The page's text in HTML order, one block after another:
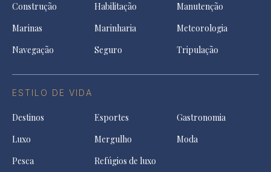
Construção Habilitação
Manutenção
Marinas
Marinharia
Meteorologia
Navegação
Seguro Tripulação
ESTILO DE VIDA
Destinos Esportes
Gastronomia
Luxo
Mergulho
Moda
Pesca
Refúgios de luxo